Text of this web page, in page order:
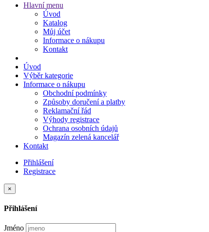
Hlavní menu
Úvod
Katalog
Můj účet
Informace o nákupu
Kontakt
Úvod
Výběr kategorie
Informace o nákupu
Obchodní podmínky
Způsoby doručení a platby
Reklamační řád
Výhody registrace
Ochrana osobních údajů
Magazín zelená kancelář
Kontakt
Přihlášení
Registrace
×
Přihlášení
Jméno